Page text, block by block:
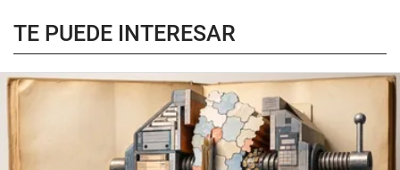
TE PUEDE INTERESAR